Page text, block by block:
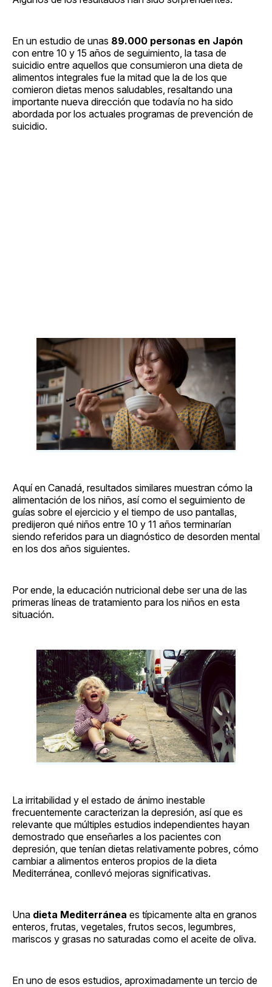
En un estudio de unas 89.000 personas en Japón
con entre 10 y 15 años de seguimiento, la tasa de
suicidio entre aquellos que consumieron una dieta de
alimentos integrales fue la mitad que la de los que
comieron dietas menos saludables, resaltando una
importante nueva dirección que todavía no ha sido
abordada por los actuales programas de prevención de
suicidio.
Aquí en Canadá, resultados similares muestran cómo la
alimentación de los niños, así como el seguimiento de
guías sobre el ejercicio y el tiempo de uso pantallas,
predijeron qué niños entre 10 y 11 años terminarían
siendo referidos para un diagnóstico de desorden mental
en los dos años siguientes.
Por ende, la educación nutricional debe ser una de las
primeras líneas de tratamiento para los niños en esta
situación.
La irritabilidad y el estado de ánimo inestable
frecuentemente caracterizan la depresión, así que es
relevante que múltiples estudios independientes hayan
demostrado que enseñarles a los pacientes con
depresión, que tenían dietas relativamente pobres, cómo
cambiar a alimentos enteros propios de la dieta
Mediterránea, conllevó mejoras significativas.
Una dieta Mediterránea es típicamente alta en granos
enteros, frutas, vegetales, frutos secos, legumbres,
mariscos y grasas no saturadas como el aceite de oliva.
En uno de esos estudios, aproximadamente un tercio de